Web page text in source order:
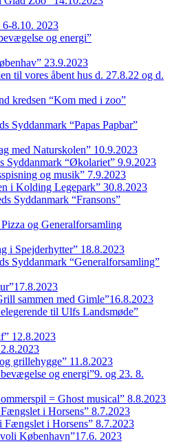
6-8.10. 2023
og energi”
23.9.2023
til vores åbent hus d. 27.8.22 og d.
kredsen “Kom med i zoo”
Syddanmark “Papas Papbar”
med Naturskolen” 10.9.2023
Syddanmark “Økolariet” 9.9.2023
og musik” 7.9.2023
i Kolding Legepark” 30.8.2023
Syddanmark “Fransons”
og Generalforsamling
i Spejderhytter” 18.8.2023
Syddanmark “Generalforsamling”
sammen med Gimle”16.8.2023
til Ulfs Landsmøde”
12.8.2023
grillehygge” 11.8.2023
og energi”9. og 23. 8.
= Ghost musical” 8.8.2023
i Horsens” 8.7.2023
Fængslet i Horsens” 8.7.2023
København”17.6. 2023